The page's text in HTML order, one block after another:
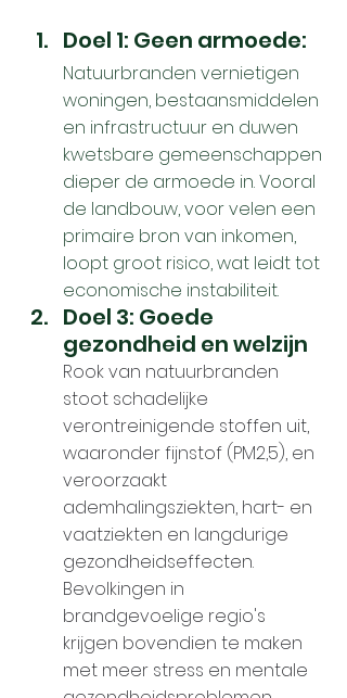
Doel 1: Geen armoede:
Natuurbranden vernietigen
woningen, bestaansmiddelen
en infrastructuur en duwen
kwetsbare gemeenschappen
dieper de armoede in. Vooral
de landbouw, voor velen een
primaire bron van inkomen,
loopt groot risico, wat leidt tot
economische instabiliteit.
Doel 3: Goede
gezondheid en welzijn
Rook van natuurbranden
stoot schadelijke
verontreinigende stoffen uit,
waaronder fijnstof (PM2,5), en
veroorzaakt
ademhalingsziekten, hart- en
vaatziekten en langdurige
gezondheidseffecten.
Bevolkingen in
brandgevoelige regio's
krijgen bovendien te maken
met meer stress en mentale